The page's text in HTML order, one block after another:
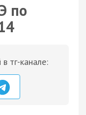
по
тг-канале: